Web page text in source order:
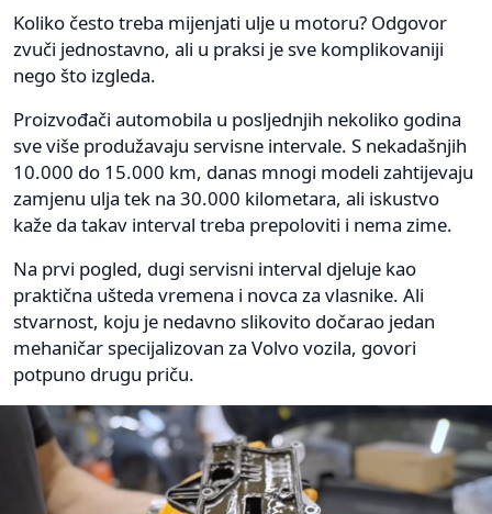
Koliko često treba mijenjati ulje u motoru? Odgovor
zvuči jednostavno, ali u praksi je sve komplikovaniji
nego što izgleda.
Proizvođači automobila u posljednjih nekoliko godina
sve više produžavaju servisne intervale. S nekadašnjih
10.000 do 15.000 km, danas mnogi modeli zahtijevaju
zamjenu ulja tek na 30.000 kilometara, ali iskustvo
kaže da takav interval treba prepoloviti i nema zime.
Na prvi pogled, dugi servisni interval djeluje kao
praktična ušteda vremena i novca za vlasnike. Ali
stvarnost, koju je nedavno slikovito dočarao jedan
mehaničar specijalizovan za Volvo vozila, govori
potpuno drugu priču.